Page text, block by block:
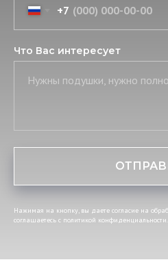
+7
Что Вас интересует
Нажимая на кнопку, вы даете согласие на
соглашаетесь c политикой конфиденциальности.